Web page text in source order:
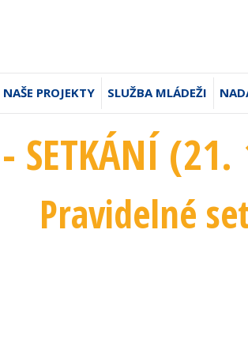
NAŠE PROJEKTY SLUŽBA MLÁDEŽI
SETKÁNÍ
Pravidelné